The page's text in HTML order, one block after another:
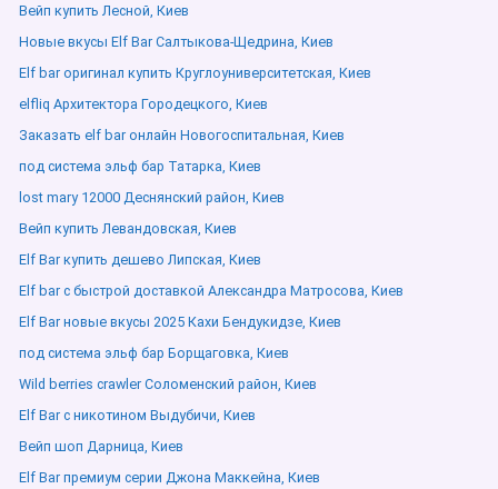
Вейп купить Лесной, Киев
Новые вкусы Elf Bar Салтыкова-Щедрина, Киев
Elf bar оригинал купить Круглоуниверситетская, Киев
elfliq Архитектора Городецкого, Киев
Заказать elf bar онлайн Новогоспитальная, Киев
под система эльф бар Татарка, Киев
lost mary 12000 Деснянский район, Киев
Вейп купить Левандовская, Киев
Elf Bar купить дешево Липская, Киев
Elf bar с быстрой доставкой Александра Матросова, Киев
Elf Bar новые вкусы 2025 Кахи Бендукидзе, Киев
под система эльф бар Борщаговка, Киев
Wild berries crawler Соломенский район, Киев
Elf Bar с никотином Выдубичи, Киев
Вейп шоп Дарница, Киев
Elf Bar премиум серии Джона Маккейна, Киев